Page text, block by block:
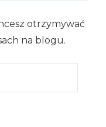
otrzymywać
na blogu.